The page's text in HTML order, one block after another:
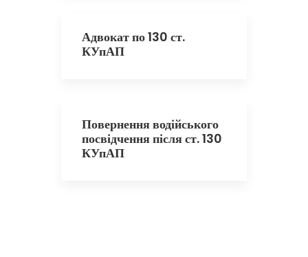
Адвокат по 130 ст.
КУпАП
Повернення водійського
посвідчення після ст. 130
КУпАП